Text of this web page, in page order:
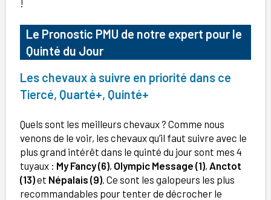
!
Le Pronostic PMU de notre expert pour le
Quinté du Jour
Les chevaux à suivre en priorité dans ce
Tiercé, Quarté+, Quinté+
Quels sont les meilleurs chevaux ? Comme nous
venons de le voir, les chevaux qu’il faut suivre avec le
plus grand intérêt dans le quinté du jour sont mes 4
tuyaux : My Fancy(6), Olympic Message (1), Anctot
(13)et Népalais (9) . Ce sont les galopeurs les plus
recommandables pour tenter de décrocher le